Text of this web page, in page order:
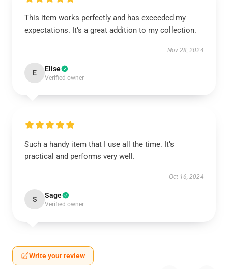
This item works perfectly and has exceeded my
expectations. It’s a great addition to my collection.
Nov 28, 2024
E Elise
Verified owner
Such a handy item that I use all the time. It’s
practical and performs very well.
Oct 16, 2024
S Sage
Verified owner
Write your review